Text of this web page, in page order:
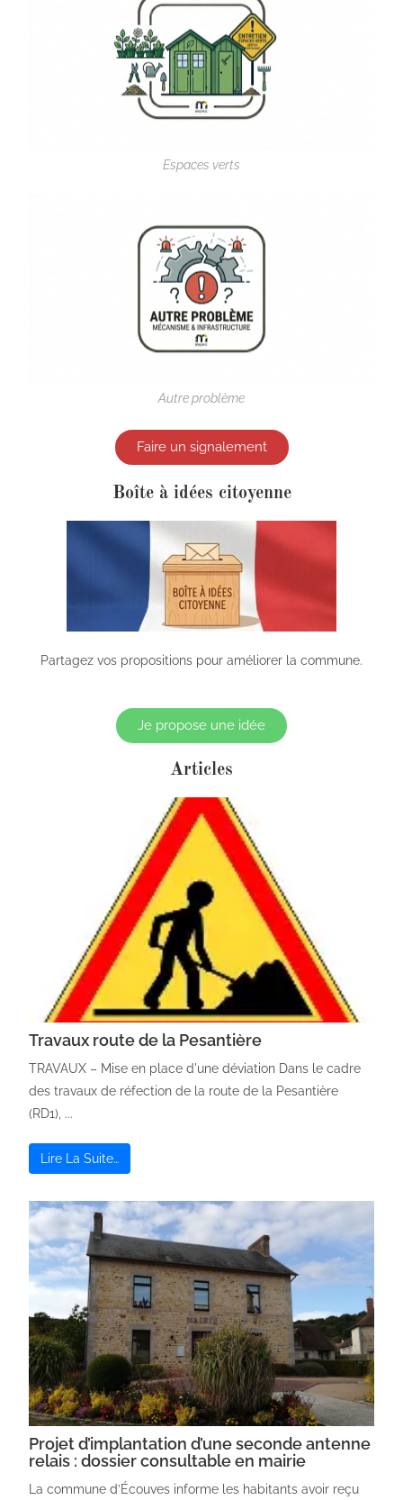
Espaces verts
Autre problème
Faire un signalement
Boîte à idées citoyenne
Partagez vos propositions pour améliorer la commune.
Je propose une idée
Articles
Travaux route de la Pesantière
TRAVAUX – Mise en place d'une déviation Dans le cadre
des travaux de réfection de la route de la Pesantière
(RD1), ...
Lire La Suite…
Projet d’implantation d’une seconde antenne
relais : dossier consultable en mairie
La commune d’Écouves informe les habitants avoir reçu